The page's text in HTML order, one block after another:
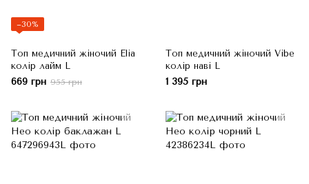
−30%
Топ медичний жіночий Elia
колір лайм L
669 грн 955 грн
Топ медичний жіночий Vibe
колір наві L
1 395 грн